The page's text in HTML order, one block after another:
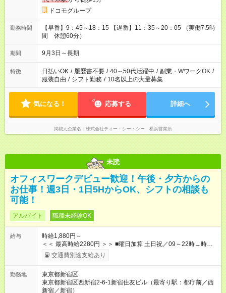
ドコモグループ
勤務時間
【早番】9：45～18：15 【遅番】11：35～20：05 （実働7.5時
間 休憩60分）
期間 9月3日～長期
特徴 日払いOK / 履歴書不要 / 40～50代活躍中 / 副業・WワークOK /
服装自由 / シフト勤務 / 10名以上の大量募集
気になる！ 応募する 詳細へ
掲載元企業名 株式会社ティー・シー・シー 横浜営業所
未読
オフィスワークデビュー歓迎！午後・夕方からの
お仕事！週3日・1日5HからOK、シフトの相談も
可能！
アルバイト 職種未経験OK
給与
時給1,880円～
＜＜ 最高時給2280円 ＞＞ ■曜日加算 土日祝／09～22時→時給
＋400円 ■時間加算 月曜／09～12時→時給＋200円 月曜／17～
22時→時給＋200円 金曜／17～22時→時給＋400円 ■導入研
━━━━━━━━━━━━━━━ ■月収例 ◎ロングシフト（週3日×実7h） [1]
金曜日収：15160円×4日＝60640円 [2]土曜日収：15960円×5日
交通費別途支給あり
勤務地
東京都新宿区
東京都新宿区西新宿2-6-1新宿住友ビル（最寄り駅：都庁前／西
新宿／新宿）